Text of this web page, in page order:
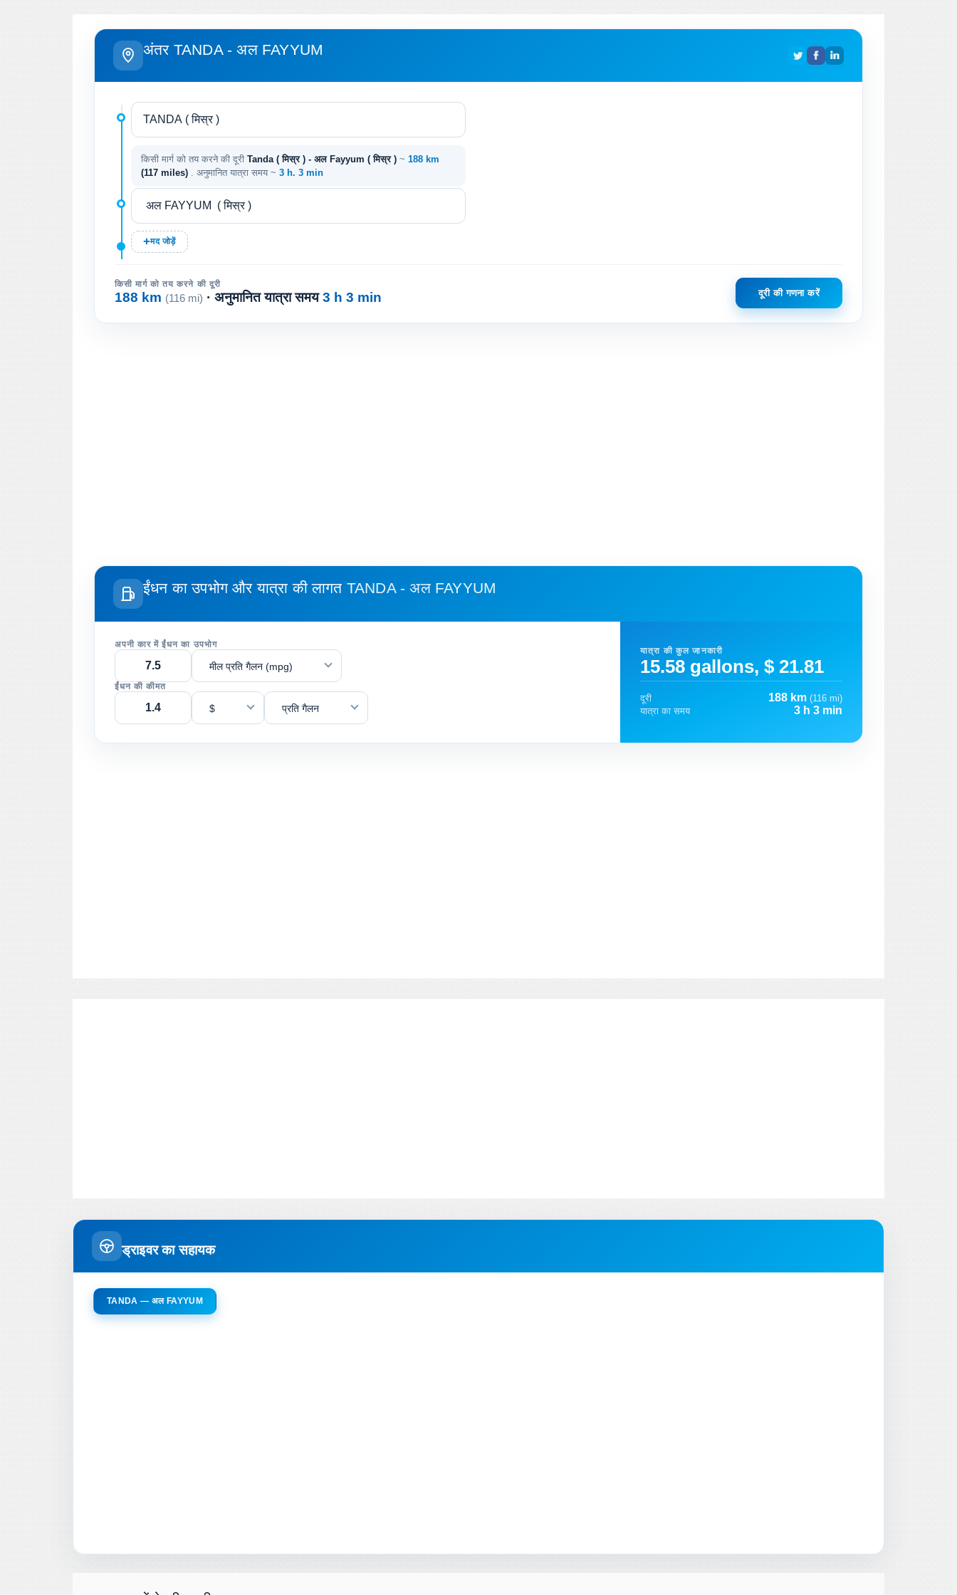
अंतर TANDA - अल FAYYUM
किसी मार्ग को तय करने की दूरी Tanda ( मिस्र ) - अल Fayyum ( मिस्र ) ~ 188 km
(117 miles)
. अनुमानित यात्रा समय ~ 3 h. 3 min
मद जोड़ें
किसी मार्ग को तय करने की दूरी
188 km (116 mi) · अनुमानित यात्रा समय3 h 3 min दूरी की गणना करें
ईंधन का उपभोग और यात्रा की लागत TANDA - अल FAYYUM
अपनी कार में ईंधन का उपभोग
मील प्रति गैलन (mpg)
ईंधन की कीमत
$ प्रति गैलन
यात्रा की कुल जानकारी
15.58 gallons, $ 21.81
दूरी 188 km (116 mi)
यात्रा का समय
3 h 3 min
ड्राइवर का सहायक
TANDA — अल FAYYUM